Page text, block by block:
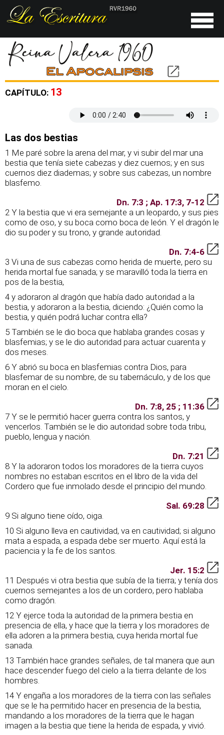
CAPÍTULO: 13
Las dos bestias
1 Me paré sobre la arena del mar, y vi subir del mar una
bestia que tenía siete cabezas y diez cuernos; y en sus
cuernos diez diademas; y sobre sus cabezas, un nombre
blasfemo.
Dn. 7:3 ; Ap. 17:3, 7-12
2 Y la bestia que vi era semejante a un leopardo, y sus pies
como de oso, y su boca como boca de león. Y el dragón le
dio su poder y su trono, y grande autoridad.
Dn. 7:4-6
3 Vi una de sus cabezas como herida de muerte, pero su
herida mortal fue sanada; y se maravilló toda la tierra en
pos de la bestia,
4 y adoraron al dragón que había dado autoridad a la
bestia, y adoraron a la bestia, diciendo: ¿Quién como la
bestia, y quién podrá luchar contra ella?
5 También se le dio boca que hablaba grandes cosas y
blasfemias; y se le dio autoridad para actuar cuarenta y
dos meses.
6 Y abrió su boca en blasfemias contra Dios, para
blasfemar de su nombre, de su tabernáculo, y de los que
moran en el cielo.
Dn. 7:8, 25 ; 11:36
7 Y se le permitió hacer guerra contra los santos, y
vencerlos. También se le dio autoridad sobre toda tribu,
pueblo, lengua y nación.
Dn. 7:21
8 Y la adoraron todos los moradores de la tierra cuyos
nombres no estaban escritos en el libro de la vida del
Cordero que fue inmolado desde el principio del mundo.
Sal. 69:28
9 Si alguno tiene oído, oiga.
10 Si alguno lleva en cautividad, va en cautividad; si alguno
mata a espada, a espada debe ser muerto. Aquí está la
paciencia y la fe de los santos.
Jer. 15:2
11 Después vi otra bestia que subía de la tierra; y tenía dos
cuernos semejantes a los de un cordero, pero hablaba
como dragón.
12 Y ejerce toda la autoridad de la primera bestia en
presencia de ella, y hace que la tierra y los moradores de
ella adoren a la primera bestia, cuya herida mortal fue
sanada.
13 También hace grandes señales, de tal manera que aun
hace descender fuego del cielo a la tierra delante de los
hombres.
14 Y engaña a los moradores de la tierra con las señales
que se le ha permitido hacer en presencia de la bestia,
mandando a los moradores de la tierra que le hagan
imagen a la bestia que tiene la herida de espada, y vivió.